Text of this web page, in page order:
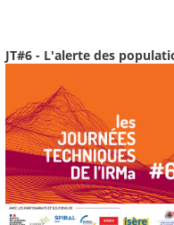
JT#6 - L'alerte des